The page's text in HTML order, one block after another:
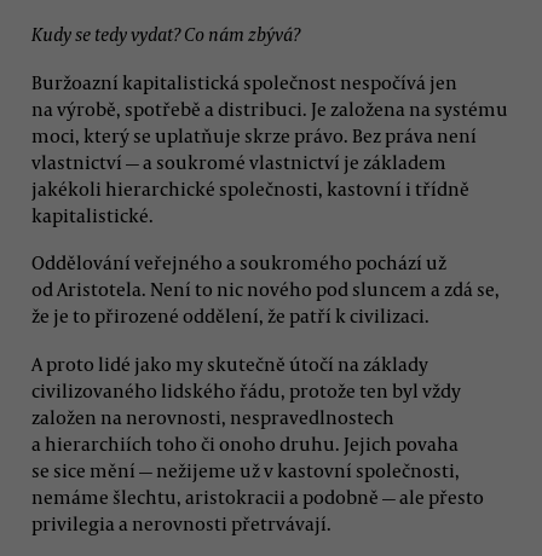
Kudy se tedy vydat? Co nám zbývá?
Buržoazní kapitalistická společnost nespočívá jen
na výrobě, spotřebě a distribuci. Je založena na systému
moci, který se uplatňuje skrze právo. Bez práva není
vlastnictví — a soukromé vlastnictví je základem
jakékoli hierarchické společnosti, kastovní i třídně
kapitalistické.
Oddělování veřejného a soukromého pochází už
od Aristotela. Není to nic nového pod sluncem a zdá se,
že je to přirozené oddělení, že patří k civilizaci.
A proto lidé jako my skutečně útočí na základy
civilizovaného lidského řádu, protože ten byl vždy
založen na nerovnosti, nespravedlnostech
a hierarchiích toho či onoho druhu. Jejich povaha
se sice mění — nežijeme už v kastovní společnosti,
nemáme šlechtu, aristokracii a podobně — ale přesto
privilegia a nerovnosti přetrvávají.